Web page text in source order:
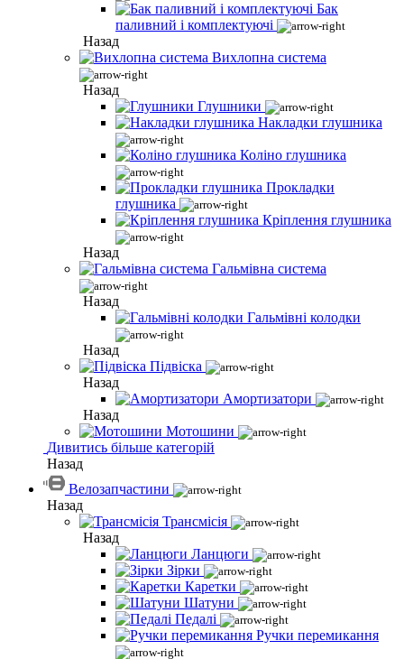
Бак
паливний і комплектуючі
Назад
Вихлопна система
Назад
Глушники
Накладки глушника
Коліно глушника
Прокладки
глушника
Кріплення глушника
Назад
Гальмівна система
Назад
Гальмівні колодки
Назад
Підвіска
Назад
Амортизатори
Назад
Мотошини
Дивитись більше категорій
Назад
Велозапчастини
Назад
Трансмісія
Назад
Ланцюги
Зірки
Каретки
Шатуни
Педалі
Ручки перемикання